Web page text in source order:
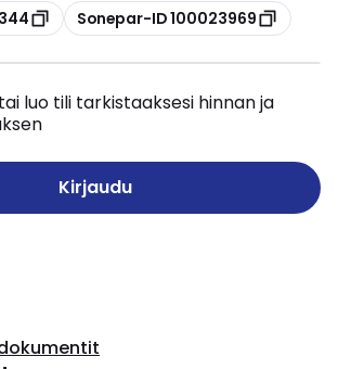
Kopioi
Sonepar-ID 100023969
luo tili tarkistaaksesi hinnan ja
Kirjaudu